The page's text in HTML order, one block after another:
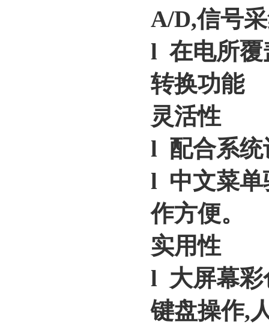
A/D,信号
l 在电所覆
转换功能
灵活性
l 配合系统
l 中文菜单
作方便。
实用性
l 大屏幕彩
键盘操作,